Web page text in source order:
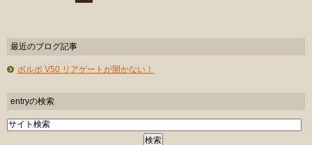
最近のブログ記事
ボルボ V50 リアゲートが開かない！
entryの検索